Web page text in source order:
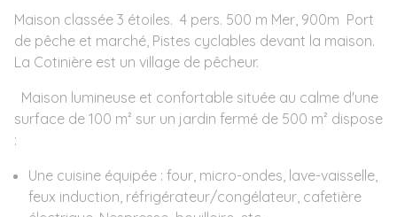
Maison classée 3 étoiles. 4 pers. 500 m Mer, 900m Port
de pêche et marché, Pistes cyclables devant la maison.
La Cotinière est un village de pêcheur.
Maison lumineuse et confortable située au calme d'une
surface de 100 m² sur un jardin fermé de 500 m² dispose
:
Une cuisine équipée : four, micro-ondes, lave-vaisselle,
feux induction, réfrigérateur/congélateur, cafetière